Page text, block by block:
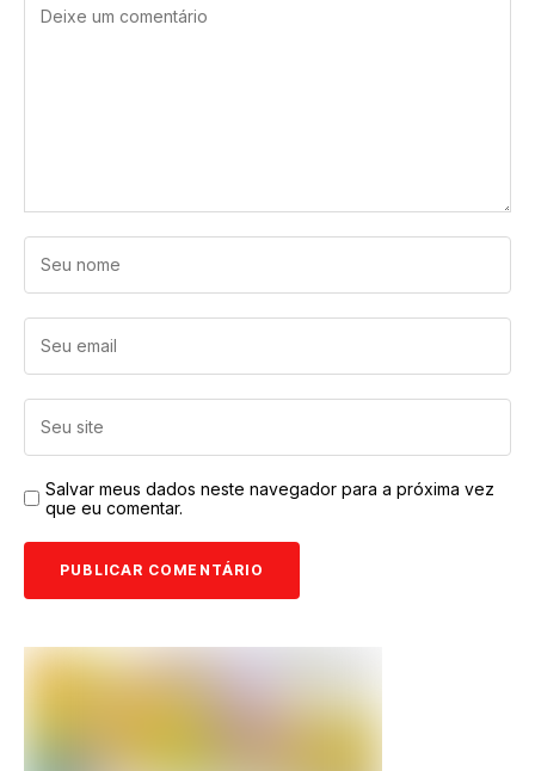
Salvar meus dados neste navegador para a próxima vez
que eu comentar.